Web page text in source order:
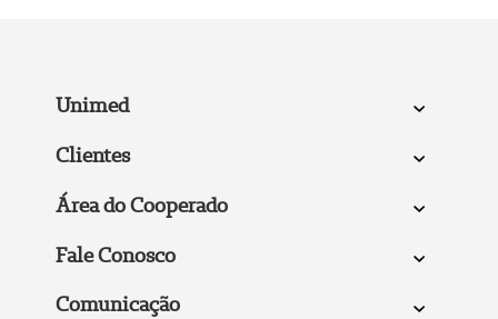
Unimed
Clientes
Área do Cooperado
Fale Conosco
Comunicação